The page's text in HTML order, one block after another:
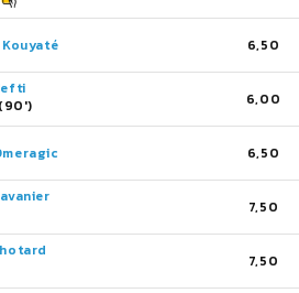
Kouyaté 6,50
(90')
6,00
6,50
7,50
7,50